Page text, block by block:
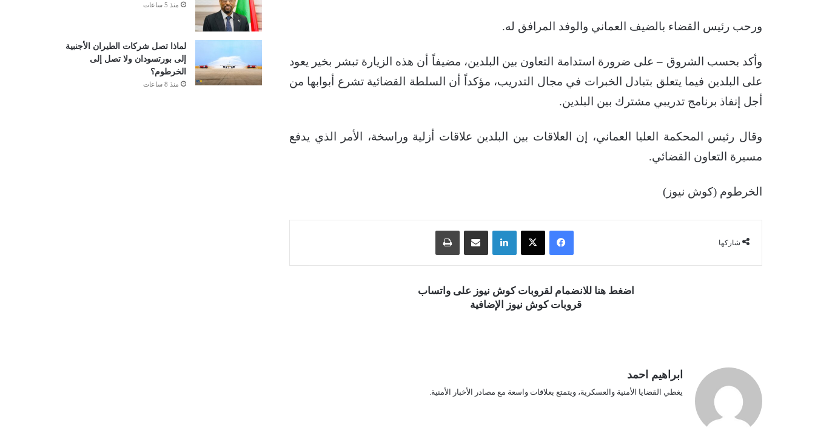
ورحب رئيس القضاء بالضيف العماني والوفد المرافق له.
وأكد بحسب الشروق – على ضرورة استدامة التعاون بين البلدين، مضيفاً أن هذه الزيارة تبشر بخير يعود
على البلدين فيما يتعلق بتبادل الخبرات في مجال التدريب، مؤكداً أن السلطة القضائية تشرع أبوابها من
أجل إنفاذ برنامج تدريبي مشترك بين البلدين.
وقال رئيس المحكمة العليا العماني، إن العلاقات بين البلدين علاقات أزلية وراسخة، الأمر الذي يدفع
مسيرة التعاون القضائي.
الخرطوم (كوش نيوز)
شاركها
فيسبوك ‫X لينكدإن مشاركة عبر البريد
اضغط هنا للانضمام لقروبات كوش نيوز على واتساب
قروبات كوش نيوز الإضافية
ابراهيم احمد
يغطي القضايا الأمنية والعسكرية، ويتمتع بعلاقات واسعة مع مصادر الأخبار الأمنية.
منذ 5 ساعات
لماذا تصل شركات الطيران الأجنبية
إلى بورتسودان ولا تصل إلى
الخرطوم؟
منذ 8 ساعات